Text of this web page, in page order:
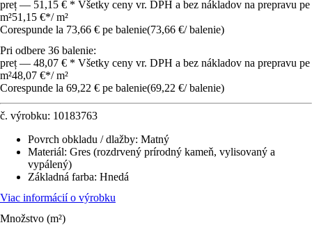
preț — 51,15 € * Všetky ceny vr. DPH a bez nákladov na prepravu pe
m²51,15 €*/ m²
Corespunde la 73,66 € pe balenie(73,66 €/ balenie)
Pri odbere 36 balenie:
preț — 48,07 € * Všetky ceny vr. DPH a bez nákladov na prepravu pe
m²48,07 €*/ m²
Corespunde la 69,22 € pe balenie(69,22 €/ balenie)
č. výrobku: 10183763
Povrch obkladu / dlažby: Matný
Materiál: Gres (rozdrvený prírodný kameň, vylisovaný a
vypálený)
Základná farba: Hnedá
Viac informácií o výrobku
Množstvo (m²)